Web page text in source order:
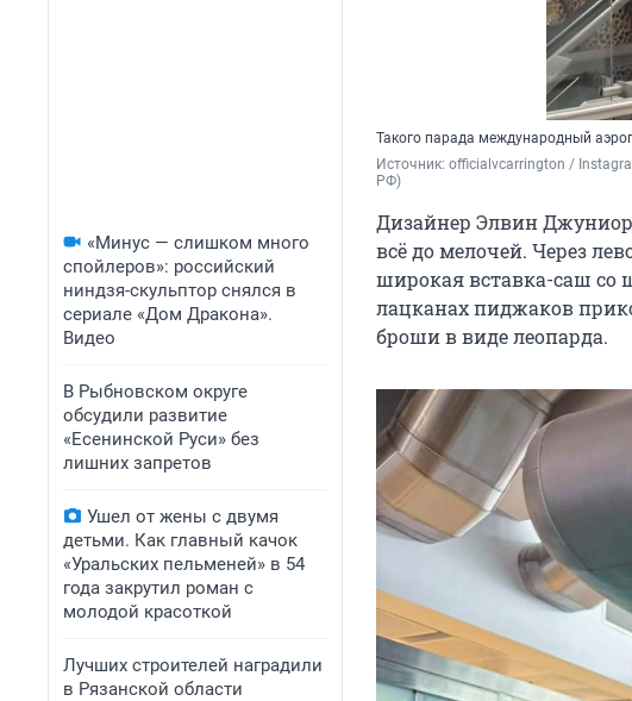
«Минус — слишком много
спойлеров»: российский
ниндзя-скульптор снялся в
сериале «Дом Дракона».
Видео
В Рыбновском округе
обсудили развитие
«Есенинской Руси» без
лишних запретов
Ушел от жены с двумя
детьми. Как главный качок
«Уральских пельменей» в 54
года закрутил роман с
молодой красоткой
Лучших строителей наградили
в Рязанской области
Такого парада международный
Источник: officialvcarrington /
РФ)
Дизайнер Элвин
всё до мелочей. Через
широкая вставка-саш со
лацканах пиджаков
броши в виде леопарда.